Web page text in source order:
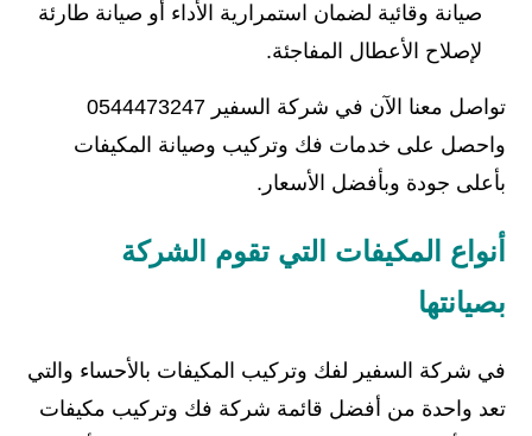
صيانة وقائية لضمان استمرارية الأداء أو صيانة طارئة
لإصلاح الأعطال المفاجئة.
تواصل معنا الآن في شركة السفير 0544473247
واحصل على خدمات فك وتركيب وصيانة المكيفات
بأعلى جودة وبأفضل الأسعار.
أنواع المكيفات التي تقوم الشركة
بصيانتها
في شركة السفير لفك وتركيب المكيفات بالأحساء والتي
تعد واحدة من أفضل قائمة شركة فك وتركيب مكيفات